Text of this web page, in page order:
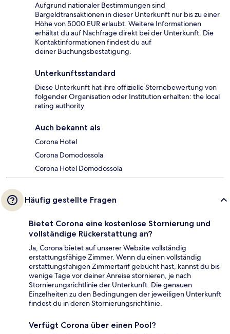
Aufgrund nationaler Bestimmungen sind
Bargeldtransaktionen in dieser Unterkunft nur bis zu einer
Höhe von 5000 EUR erlaubt. Weitere Informationen
erhältst du auf Nachfrage direkt bei der Unterkunft. Die
Kontaktinformationen findest du auf
deiner Buchungsbestätigung.
Unterkunftsstandard
Diese Unterkunft hat ihre offizielle Sternebewertung von
folgender Organisation oder Institution erhalten: the local
rating authority.
Auch bekannt als
Corona Hotel
Corona Domodossola
Corona Hotel Domodossola
Häufig gestellte Fragen
Bietet Corona eine kostenlose Stornierung und
vollständige Rückerstattung an?
Ja, Corona bietet auf unserer Website vollständig
erstattungsfähige Zimmer. Wenn du einen vollständig
erstattungsfähigen Zimmertarif gebucht hast, kannst du bis
wenige Tage vor deiner Anreise stornieren, je nach
Stornierungsrichtlinie der Unterkunft. Die genauen
Einzelheiten zu den Bedingungen der jeweiligen Unterkunft
findest du in deren Stornierungsrichtlinie.
Verfügt Corona über einen Pool?